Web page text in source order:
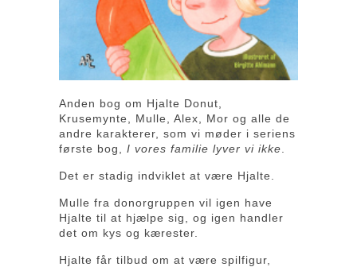
Anden bog om Hjalte Donut,
Krusemynte, Mulle, Alex, Mor og alle de
andre karakterer, som vi møder i seriens
første bog, I vores familie lyver vi ikke
Det er stadig indviklet at være Hjalte.
Mulle fra donorgruppen vil igen have
Hjalte til at hjælpe sig, og igen handler
det om kys og kærester.
Hjalte får tilbud om at være spilfigur,